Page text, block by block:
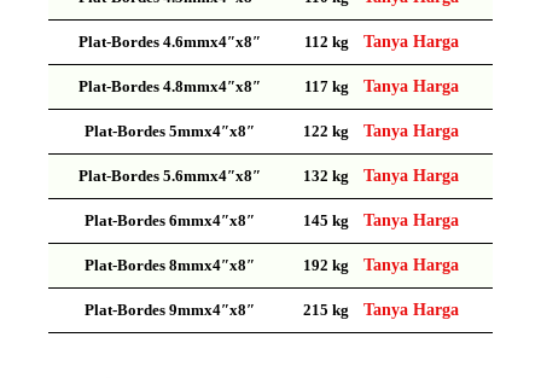
Plat-Bordes 4.6mmx4″x8″ 112 kg Tanya Harga
Plat-Bordes 4.8mmx4″x8″ 117 kg Tanya Harga
Plat-Bordes 5mmx4″x8″ 122 kg Tanya Harga
Plat-Bordes 5.6mmx4″x8″ 132 kg Tanya Harga
Plat-Bordes 6mmx4″x8″ 145 kg Tanya Harga
Plat-Bordes 8mmx4″x8″ 192 kg Tanya Harga
Plat-Bordes 9mmx4″x8″ 215 kg Tanya Harga